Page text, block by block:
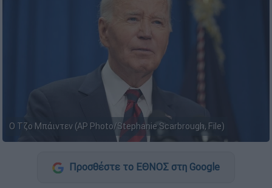
Ο Τζο Μπάιντεν (AP Photo/Stephanie Scarbrough, File)
Προσθέστε το ΕΘΝΟΣ στη Google